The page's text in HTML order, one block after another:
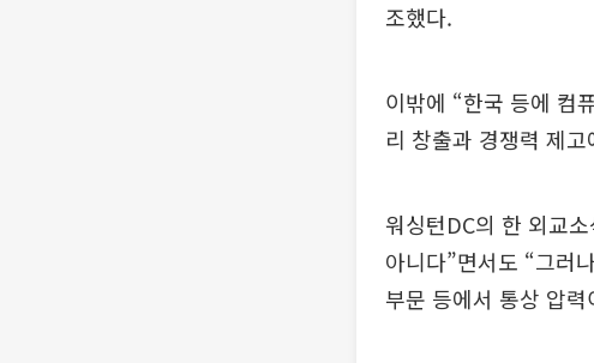
조했다.
이밖에 “한국 등에 컴
리 창출과 경쟁력 제
워싱턴DC의 한 외교
아니다”면서도 “그러
부문 등에서 통상 압